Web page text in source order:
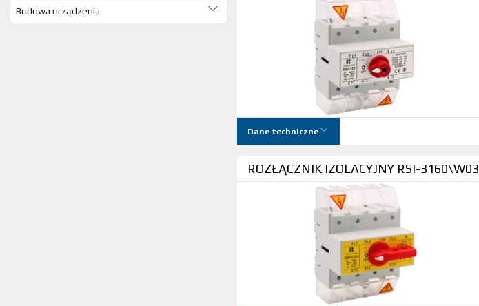
Budowa urządzenia
Dane techniczne
ROZŁĄCZNIK IZOLACYJNY RSI-3160\W03